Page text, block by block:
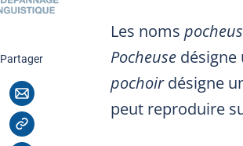
Partagercette page
Courriel
Copier l'adresse
Les noms
Pocheuse
pochoirdésigne
peut reproduire